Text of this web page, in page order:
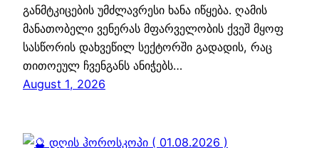
განმტკიცების უმძლავრესი ხანა იწყება. ღამის
მანათობელი ვენერას მფარველობის ქვეშ მყოფ
სასწორის დახვეწილ სექტორში გადადის, რაც
თითოეულ ჩვენგანს ანიჭებს…
August 1, 2026